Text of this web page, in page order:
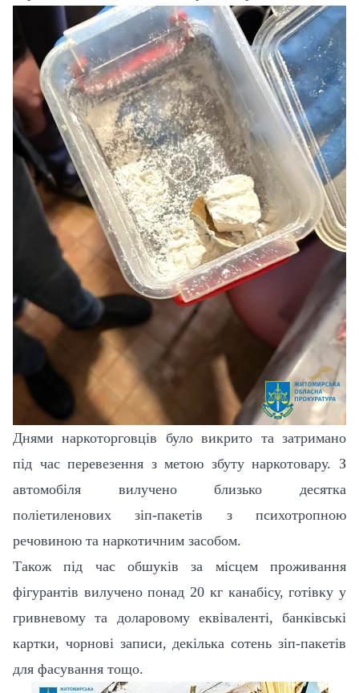
Днями наркоторговців було викрито та затримано
під час перевезення з метою збуту наркотовару. З
автомобіля вилучено близько десятка
поліетиленових зіп-пакетів з психотропною
речовиною та наркотичним засобом.
Також під час обшуків за місцем проживання
фігурантів вилучено понад 20 кг канабісу, готівку у
гривневому та доларовому еквіваленті, банківські
картки, чорнові записи, декілька сотень зіп-пакетів
для фасування тощо.